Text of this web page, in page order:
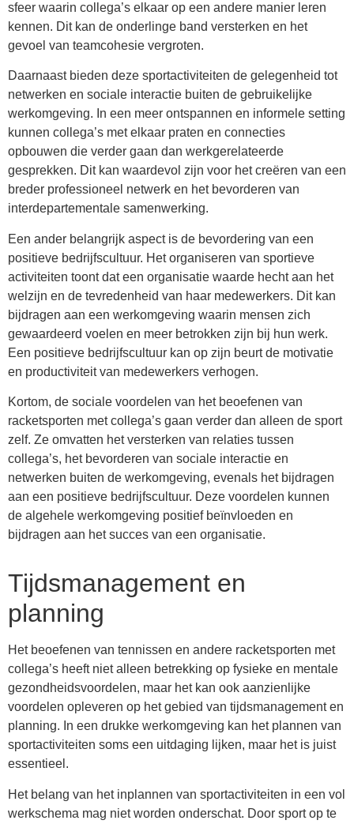
sfeer waarin collega’s elkaar op een andere manier leren
kennen. Dit kan de onderlinge band versterken en het
gevoel van teamcohesie vergroten.
Daarnaast bieden deze sportactiviteiten de gelegenheid tot
netwerken en sociale interactie buiten de gebruikelijke
werkomgeving. In een meer ontspannen en informele setting
kunnen collega’s met elkaar praten en connecties
opbouwen die verder gaan dan werkgerelateerde
gesprekken. Dit kan waardevol zijn voor het creëren van een
breder professioneel netwerk en het bevorderen van
interdepartementale samenwerking.
Een ander belangrijk aspect is de bevordering van een
positieve bedrijfscultuur. Het organiseren van sportieve
activiteiten toont dat een organisatie waarde hecht aan het
welzijn en de tevredenheid van haar medewerkers. Dit kan
bijdragen aan een werkomgeving waarin mensen zich
gewaardeerd voelen en meer betrokken zijn bij hun werk.
Een positieve bedrijfscultuur kan op zijn beurt de motivatie
en productiviteit van medewerkers verhogen.
Kortom, de sociale voordelen van het beoefenen van
racketsporten met collega’s gaan verder dan alleen de sport
zelf. Ze omvatten het versterken van relaties tussen
collega’s, het bevorderen van sociale interactie en
netwerken buiten de werkomgeving, evenals het bijdragen
aan een positieve bedrijfscultuur. Deze voordelen kunnen
de algehele werkomgeving positief beïnvloeden en
bijdragen aan het succes van een organisatie.
Tijdsmanagement en
planning
Het beoefenen van tennissen en andere racketsporten met
collega’s heeft niet alleen betrekking op fysieke en mentale
gezondheidsvoordelen, maar het kan ook aanzienlijke
voordelen opleveren op het gebied van tijdsmanagement en
planning. In een drukke werkomgeving kan het plannen van
sportactiviteiten soms een uitdaging lijken, maar het is juist
essentieel.
Het belang van het inplannen van sportactiviteiten in een vol
werkschema mag niet worden onderschat. Door sport op te